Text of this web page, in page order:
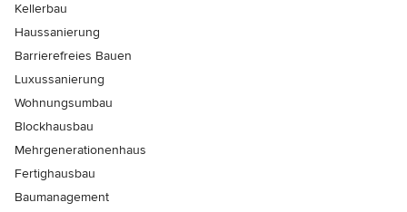
Kellerbau
Haussanierung
Barrierefreies Bauen
Luxussanierung
Wohnungsumbau
Blockhausbau
Mehrgenerationenhaus
Fertighausbau
Baumanagement